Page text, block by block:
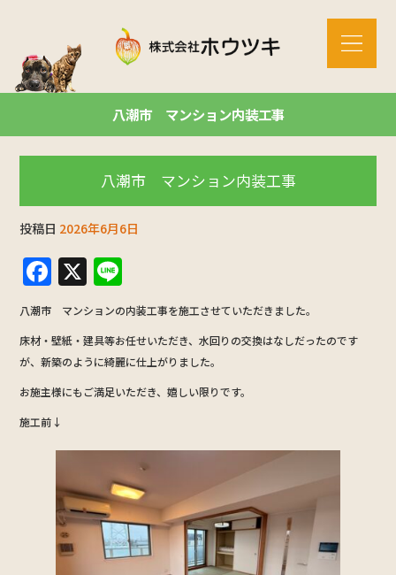
八潮市 マンション内装工事
八潮市 マンション内装工事
投稿日 2026年6月6日
F
a
c
e
b
o
o
k
X
n
e
八潮市 マンションの内装工事を施工させていただきました。
床材・壁紙・建具等お任せいただき、水回りの交換はなしだったのです
が、新築のように綺麗に仕上がりました。
お施主様にもご満足いただき、嬉しい限りです。
施工前↓